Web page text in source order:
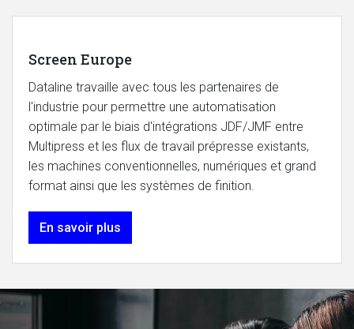
Screen Europe
Dataline travaille avec tous les partenaires de
l'industrie pour permettre une automatisation
optimale par le biais d'intégrations JDF/JMF entre
Multipress et les flux de travail prépresse existants,
les machines conventionnelles, numériques et grand
format ainsi que les systèmes de finition.
En savoir plus